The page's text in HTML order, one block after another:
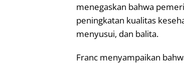
menegaskan bahwa
peningkatan kualitas
menyusui, dan balita.
Franc menyampaikan